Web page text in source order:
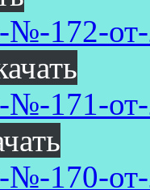
№-172-
№-171-
№-170-